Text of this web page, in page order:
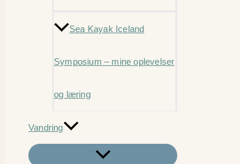
Sea Kayak Iceland
Symposium – mine oplevelser
og læring
Vandring